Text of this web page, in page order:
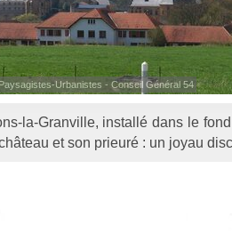
Urbanistes - Conseil Général 54
la-Granville, installé dans le
et son prieuré : un joyau